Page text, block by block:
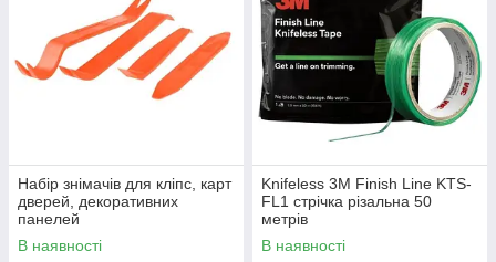
Набір знімачів для кліпс, карт
дверей, декоративних
панелей
В наявності
Knifeless 3М Finish Line KTS-
FL1 стрічка різальна 50
метрів
В наявності